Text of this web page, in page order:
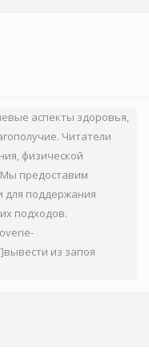
аспекты здоровья,
Читатели
физической
Мы предоставим
для поддержания
подходов.
из запоя